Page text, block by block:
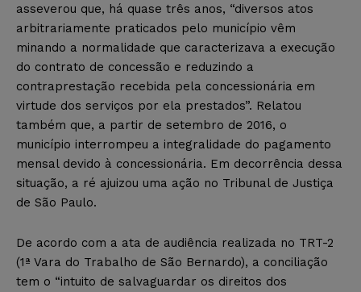
asseverou que, há quase três anos, “diversos atos
arbitrariamente praticados pelo município vêm
minando a normalidade que caracterizava a execução
do contrato de concessão e reduzindo a
contraprestação recebida pela concessionária em
virtude dos serviços por ela prestados”. Relatou
também que, a partir de setembro de 2016, o
município interrompeu a integralidade do pagamento
mensal devido à concessionária. Em decorrência dessa
situação, a ré ajuizou uma ação no Tribunal de Justiça
de São Paulo.
De acordo com a ata de audiência realizada no TRT-2
(1ª Vara do Trabalho de São Bernardo), a conciliação
tem o “intuito de salvaguardar os direitos dos